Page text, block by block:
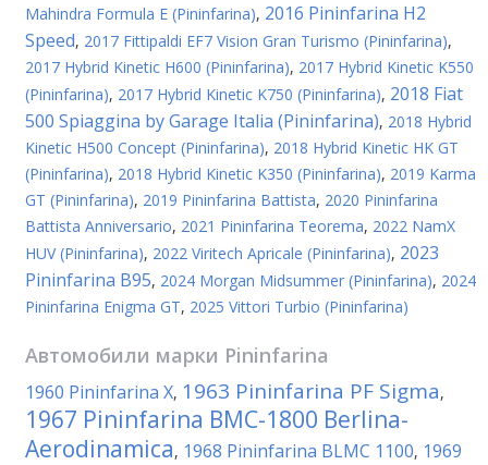
Mahindra Formula E (Pininfarina), 2016 Pininfarina H2
Speed, 2017 Fittipaldi EF7 Vision Gran Turismo (Pininfarina),
2017 Hybrid Kinetic H600 (Pininfarina), 2017 Hybrid Kinetic K550
(Pininfarina), 2017 Hybrid Kinetic K750 (Pininfarina), 2018 Fiat
500 Spiaggina by Garage Italia (Pininfarina), 2018 Hybrid
Kinetic H500 Concept (Pininfarina), 2018 Hybrid Kinetic HK GT
(Pininfarina), 2018 Hybrid Kinetic K350 (Pininfarina), 2019 Karma
GT (Pininfarina), 2019 Pininfarina Battista, 2020 Pininfarina
Battista Anniversario, 2021 Pininfarina Teorema, 2022 NamX
HUV (Pininfarina), 2022 Viritech Apricale (Pininfarina), 2023
Pininfarina B95, 2024 Morgan Midsummer (Pininfarina), 2024
Pininfarina Enigma GT, 2025 Vittori Turbio (Pininfarina)
Автомобили марки Pininfarina
1960 Pininfarina X, 1963 Pininfarina PF Sigma,
1967 Pininfarina BMC-1800 Berlina-
Aerodinamica, 1968 Pininfarina BLMC 1100, 1969